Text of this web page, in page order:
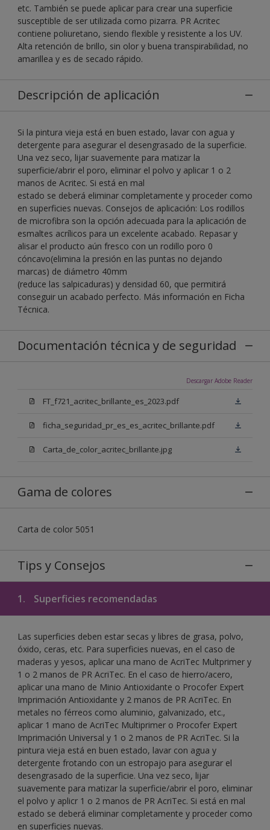
etc. También se puede aplicar para crear una superficie
susceptible de ser utilizada como pizarra. PR Acritec
contiene poliuretano, siendo flexible y resistente a los UV.
Alta retención de brillo, sin olor y buena transpirabilidad, no
amarillea y es de secado rápido.
Descripción de aplicación
Si la pintura vieja está en buen estado, lavar con agua y
detergente para asegurar el desengrasado de la superficie.
Una vez seco, lijar suavemente para matizar la
superficie/abrir el poro, eliminar el polvo y aplicar 1 o 2
manos de Acritec. Si está en mal
estado se deberá eliminar completamente y proceder como
en superficies nuevas. Consejos de aplicación: Los rodillos
de microfibra son la opción adecuada para la aplicación de
esmaltes acrílicos para un excelente acabado. Repasar y
alisar el producto aún fresco con un rodillo poro 0
cóncavo(elimina la presión en las puntas no dejando
marcas) de diámetro 40mm
(reduce las salpicaduras) y densidad 60, que permitirá
conseguir un acabado perfecto. Más información en Ficha
Técnica.
Documentación técnica y de seguridad
Descargar Adobe Reader
FT_f721_acritec_brillante_es_2023.pdf
ficha_seguridad_pr_es_es_acritec_brillante.pdf
Carta_de_color_acritec_brillante.jpg
Gama de colores
Carta de color 5051
Tips y Consejos
1. Superficies recomendadas
Las superficies deben estar secas y libres de grasa, polvo,
óxido, ceras, etc. Para superficies nuevas, en el caso de
maderas y yesos, aplicar una mano de AcriTec Multprimer y
1 o 2 manos de PR AcriTec. En el caso de hierro/acero,
aplicar una mano de Minio Antioxidante o Procofer Expert
Imprimación Antioxidante y 2 manos de PR AcriTec. En
metales no férreos como aluminio, galvanizado, etc.,
aplicar 1 mano de AcriTec Multiprimer o Procofer Expert
Imprimación Universal y 1 o 2 manos de PR AcriTec. Si la
pintura vieja está en buen estado, lavar con agua y
detergente frotando con un estropajo para asegurar el
desengrasado de la superficie. Una vez seco, lijar
suavemente para matizar la superficie/abrir el poro, eliminar
el polvo y aplicr 1 o 2 manos de PR AcriTec. Si está en mal
estado se deberá eliminar completamente y proceder como
en superficies nuevas.